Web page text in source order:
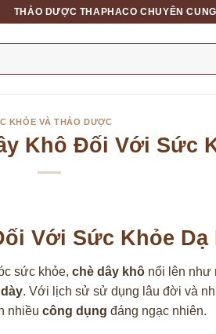
THẢO DƯỢC THAPHACO CHUYÊN
KHỎE VÀ THẢO DƯỢC
Khô Đối Với Sức
Với Sức Khỏe Dạ
sức khỏe, chè dây khô nổi lên như
. Với lịch sử sử dụng lâu đời và
nhiều công dụng đáng ngạc nhiên.